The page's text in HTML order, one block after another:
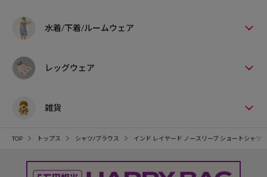
水着/下着/ルームウェア
レッグウェア
雑貨
TOP トップス シャツ/ブラウス インド レイヤード ノースリーブ ショートシャツ